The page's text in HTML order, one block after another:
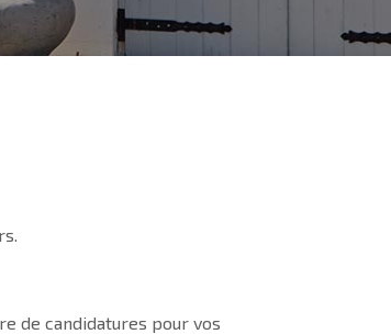
de candidatures pour vos